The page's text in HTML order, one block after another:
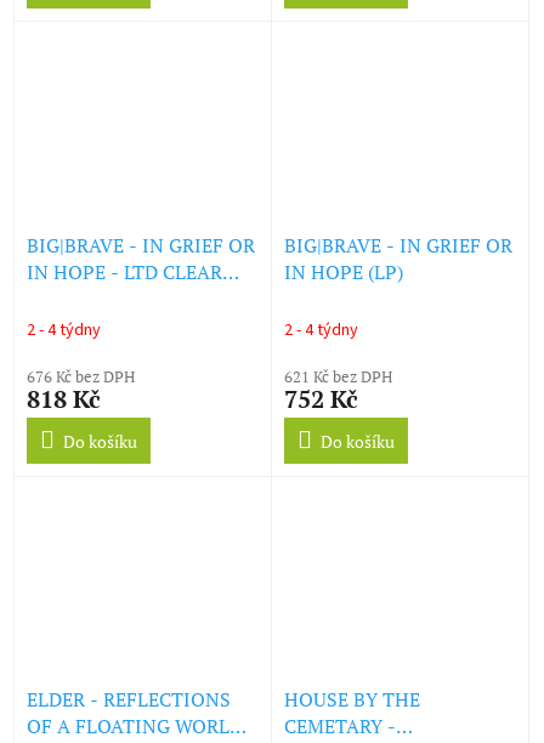
BIG|BRAVE - IN GRIEF OR
IN HOPE - LTD CLEAR
2 - 4 týdny
676 Kč bez DPH
818 Kč
Do košíku
BIG|BRAVE - IN GRIEF OR
IN HOPE (LP)
2 - 4 týdny
621 Kč bez DPH
752 Kč
Do košíku
ELDER - REFLECTIONS
OF A FLOATING WORLD
HOUSE BY THE
CEMETARY -